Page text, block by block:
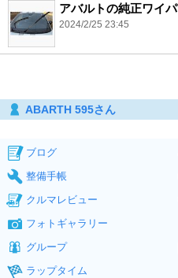
アバルトの純正ワイ
2024/2/25 23:45
ABARTH 595さん
ブログ
整備手帳
クルマレビュー
フォトギャラリー
グループ
ラップタイム